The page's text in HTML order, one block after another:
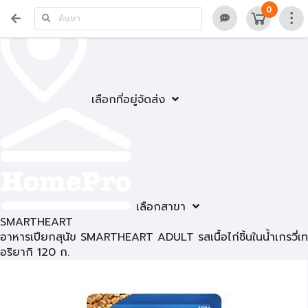
เลือกที่อยู่จัดส่ง
เลือกสาขา
0
SMARTHEART
อาหารเปียกสุนัข SMARTHEART ADULT รสเนื้อไก่ชิ้นในน้ำเกรวี่เท
อริยากิ 120 ก.